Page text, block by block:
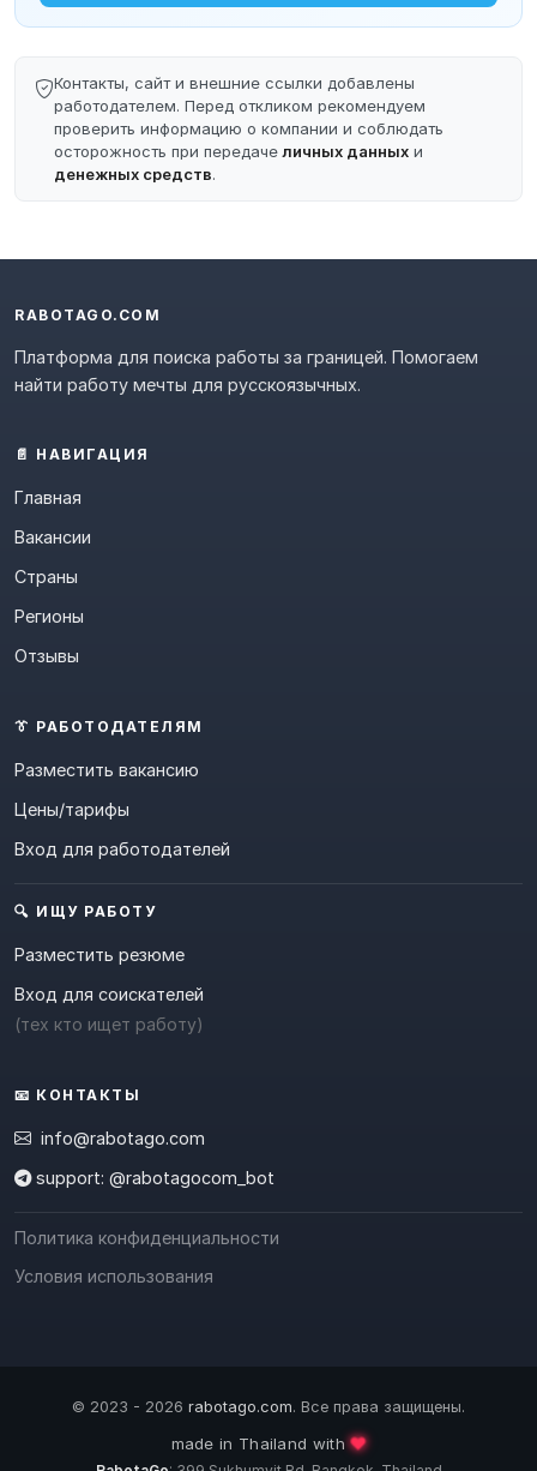
Контакты, сайт и внешние ссылки добавлены
работодателем. Перед откликом рекомендуем
проверить информацию о компании и соблюдать
осторожность при передачеличных данных и
денежных средств.
RABOTAGO.COM
Платформа для поиска работы за границей. Помогаем
найти работу мечты для русскоязычных.
📄 НАВИГАЦИЯ
Главная
Вакансии
Страны
Регионы
Отзывы
👔 РАБОТОДАТЕЛЯМ
Разместить вакансию
Цены/тарифы
Вход для работодателей
🔍 ИЩУ РАБОТУ
Разместить резюме
Вход для соискателей
(тех кто ищет работу)
📧 КОНТАКТЫ
info@rabotago.com
support: @rabotagocom_bot
Политика конфиденциальности
Условия использования
© 2023 - 2026 rabotago.com. Все права защищены.
made in Thailand with❤️